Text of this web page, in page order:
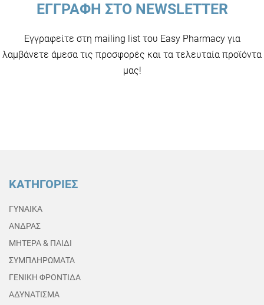
ΕΓΓΡΑΦΗ ΣΤΟ NEWSLETTER
Εγγραφείτε στη mailing list του Easy Pharmacy για
λαμβάνετε άμεσα τις προσφορές και τα τελευταία προϊόντα
μας!
ΚΑΤΗΓΟΡΙΕΣ
ΓΥΝΑΙΚΑ
ΑΝΔΡΑΣ
ΜΗΤΕΡΑ & ΠΑΙΔΙ
ΣΥΜΠΛΗΡΩΜΑΤΑ
ΓΕΝΙΚΗ ΦΡΟΝΤΙΔΑ
ΑΔΥΝΑΤΙΣΜΑ